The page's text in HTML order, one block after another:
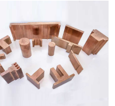
113,970
114,200 400
109,860